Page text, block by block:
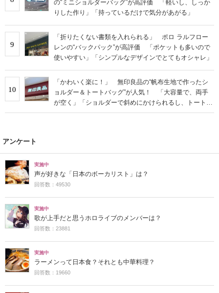
の“ミニショルダーバッグ”が高評価 「軽いし、しっか
りした作り」「持っているだけで気分があがる」
9
「折りたくない書類を入れられる」 ポロ ラルフロー
レンの“バックパック”が高評価 「ポケットも多いので
使いやすい」「シンプルなデザインでとてもオシャレ」
10
「かわいく楽に！」 無印良品の“帆布生地で作ったシ
ョルダー＆トートバッグ”が人気！ 「大容量で、両手
が空く」「ショルダーで斜めにかけられるし、トートで
も様になる！」
アンケート
実施中
声が好きな「日本のボーカリスト」は？
回答数：49530
実施中
歌が上手だと思うホロライブのメンバーは？
回答数：23881
実施中
ラーメンって日本食？それとも中華料理？
回答数：19660